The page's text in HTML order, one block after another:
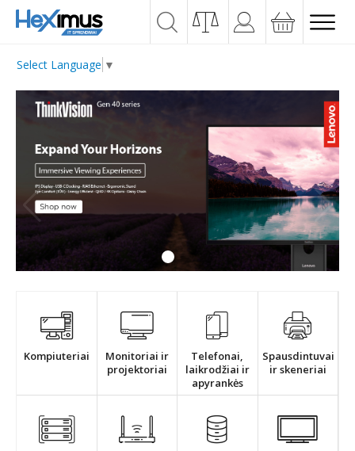
Select Language ▼
Kompiuteriai
Monitoriai ir
projektoriai
Telefonai,
laikrodžiai ir
apyrankės
Spausdintuvai
ir skeneriai